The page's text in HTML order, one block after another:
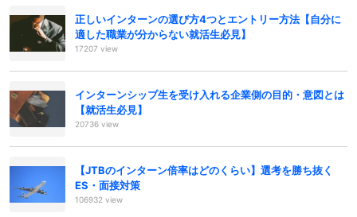
正しいインターンの選び方4つとエントリー方法【自分に
適した職業が分からない就活生必見】
17207 view
インターンシップ生を受け入れる企業側の目的・意図とは
【就活生必見】
20736 view
【JTBのインターン倍率はどのくらい】選考を勝ち抜く
ES・面接対策
106932 view